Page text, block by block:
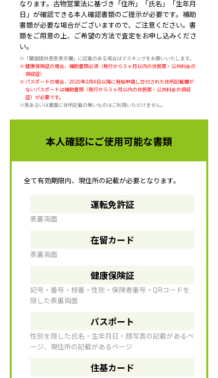
なります。古物営業法に基づき 「住所」「氏名」「生年月
日」が確認できる本人確認書類のご提示が必要です。補助
書類が必要な場合がございますので、ご注意ください。書
類をご用意の上、ご希望の方法で査定をお申し込みくださ
い。
※「臓器提供意思表示欄」に記載のある場合はマスキングをお願いいたします。
※ 健康保険証の場合、補助書類必須（発行から３ヶ月以内の住民票・公共料金の
領収証）
※ パスポートの場合、2020年2月4日以降に発給申請し交付された住所記載欄が
ないパスポートは補助書類（発行から３ヶ月以内の住民票・公共料金の領収
証）が必要です。
※表あるいは裏面に住所記載の無いものはご利用いただけません。
本人確認にご使用可能な書類
全て有効期限内、現住所の記載が必要となります。
運転免許証
表裏両面
在留カード
表裏両面
健康保険証
記号・番号・枝番・性別・保険者番号・QRコードを
隠した表裏両面
パスポート
性別を隠した氏名・生年月日・顔写真の記載があるペ
ージ、現住所の記載があるページ
住基カード